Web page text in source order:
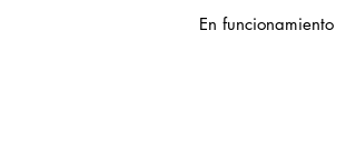
En funcionamiento